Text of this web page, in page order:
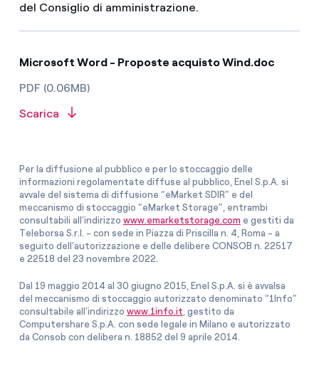
del Consiglio di amministrazione.
Microsoft Word - Proposte acquisto Wind.doc
PDF (0.06MB)
Scarica
Per la diffusione al pubblico e per lo stoccaggio delle
informazioni regolamentate diffuse al pubblico, Enel S.p.A. si
avvale del sistema di diffusione “eMarket SDIR” e del
meccanismo di stoccaggio “eMarket Storage”, entrambi
consultabili all’indirizzo www.emarketstorage.com e gestiti da
Teleborsa S.r.l. - con sede in Piazza di Priscilla n. 4, Roma - a
seguito dell'autorizzazione e delle delibere CONSOB n. 22517
e 22518 del 23 novembre 2022.
Dal 19 maggio 2014 al 30 giugno 2015, Enel S.p.A. si è avvalsa
del meccanismo di stoccaggio autorizzato denominato “1Info”
consultabile all’indirizzo www.1info.it, gestito da
Computershare S.p.A. con sede legale in Milano e autorizzato
da Consob con delibera n. 18852 del 9 aprile 2014.